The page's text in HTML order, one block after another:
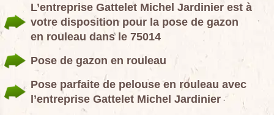
L’entreprise Gattelet Michel Jardinier est à
votre disposition pour la pose de gazon
en rouleau dans le 75014
Pose de gazon en rouleau
Pose parfaite de pelouse en rouleau avec
l’entreprise Gattelet Michel Jardinier